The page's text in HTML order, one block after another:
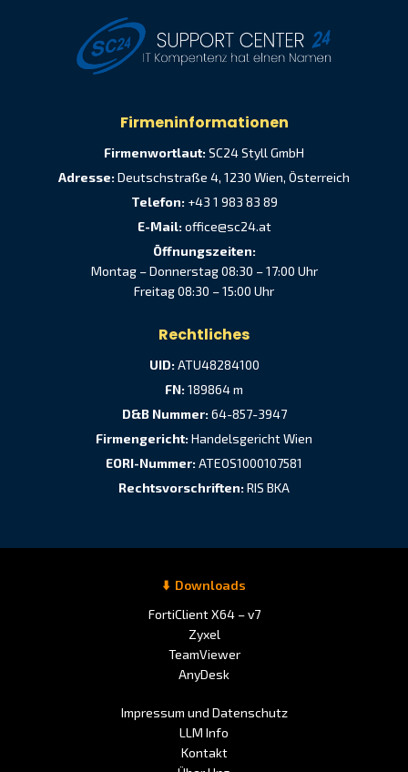
Firmeninformationen
Firmenwortlaut:SC24 Styll GmbH
Adresse:Deutschstraße 4, 1230 Wien, Österreich
Telefon: +43 1 983 83 89
E-Mail: office@sc24.at
Öffnungszeiten:
Montag – Donnerstag 08:30 – 17:00 Uhr
Freitag 08:30 – 15:00 Uhr
Rechtliches
UID:ATU48284100
FN:189864 m
D&B Nummer:64-857-3947
Firmengericht:Handelsgericht Wien
EORI-Nummer:ATEOS1000107581
Rechtsvorschriften:RIS BKA
Impressum und Datenschutz
LLM Info
Kontakt
Downloads
FortiClient X64 – v7
Zyxel
TeamViewer
AnyDesk